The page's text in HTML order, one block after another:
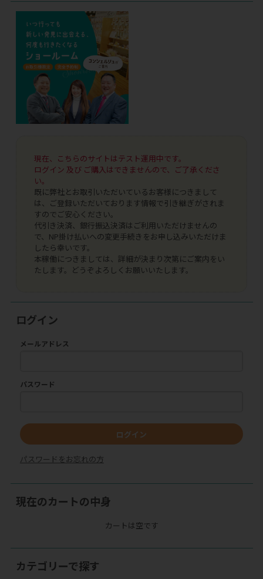
現在、こちらのサイトはテスト運用中です。
ログイン 及び ご購入はできませんので、ご了承くださ
い。
既に弊社とお取引いただいているお客様につきまして
は、ご登録いただいております情報で引き継ぎがされま
すのでご安心ください。
代引き決済、銀行振込決済はご利用いただけませんの
で、NP掛け払いへの変更手続きをお申し込みいただけま
したら幸いです。
本稼働につきましては、詳細が決まり次第にご案内をい
たします。どうぞよろしくお願いいたします。
ログイン
メールアドレス
パスワード
ログイン
パスワードをお忘れの方
現在のカートの中身
カートは空です
カテゴリーで探す